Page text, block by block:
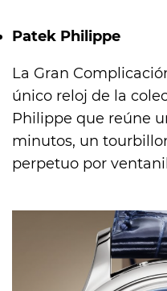
Patek Philippe
La Gran
único reloj de la
Philippe que reúne
minutos, un
perpetuo por